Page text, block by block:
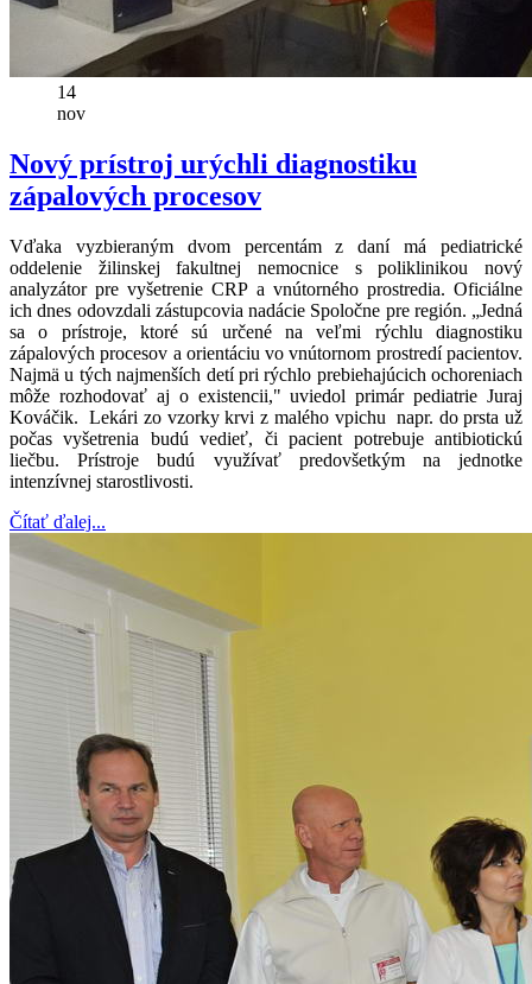
14
nov
Nový prístroj urýchli diagnostiku
zápalových procesov
Vďaka vyzbieraným dvom percentám z daní má pediatrické
oddelenie žilinskej fakultnej nemocnice s poliklinikou nový
analyzátor pre vyšetrenie CRP a vnútorného prostredia. Oficiálne
ich dnes odovzdali zástupcovia nadácie Spoločne pre región. „Jedná
sa o prístroje, ktoré sú určené na veľmi rýchlu diagnostiku
zápalových procesov a orientáciu vo vnútornom prostredí pacientov.
Najmä u tých najmenších detí pri rýchlo prebiehajúcich ochoreniach
môže rozhodovať aj o existencii," uviedol primár pediatrie Juraj
Kováčik. Lekári zo vzorky krvi z malého vpichu napr. do prsta už
počas vyšetrenia budú vedieť, či pacient potrebuje antibiotickú
liečbu. Prístroje budú využívať predovšetkým na jednotke
intenzívnej starostlivosti.
Čítať ďalej...